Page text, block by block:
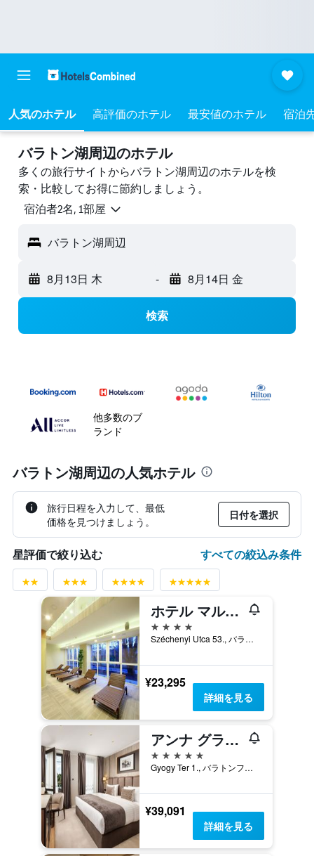
人気のホテル 高評価のホテル 最安値のホテル 宿泊
バラトン湖周辺のホテル
多くの旅行サイトからバラトン湖周辺のホテルを検
索・比較してお得に節約しましょう。
宿泊者2名, 1​部屋
バラトン湖周辺
8月13日 木 - 8月14日 金
検索
他多数のブ
ランド
バラトン湖周辺の人気ホテル
旅行日程を入力して、最低
価格を見つけましょう。
日付を選択
星評価で絞り込む すべての絞込み条件
ホテル マルガリータ
4つ星
Széchenyi Utca 53., バラトンフレド, ハンガリー
¥23,295
詳細を見る
アンナ グランド ホテル
5つ星
Gyogy Ter 1., バラトンフレド, ハンガリー
¥39,091
詳細を見る